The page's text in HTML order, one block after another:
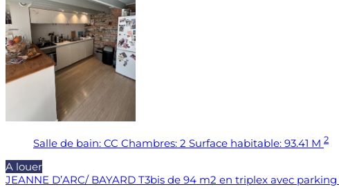
Salle de bain: CC Chambres: 2 Surface habitable: 93.41 M 2
A louer
JEANNE D’ARC/ BAYARD T3bis de 94 m2 en triplex avec parking